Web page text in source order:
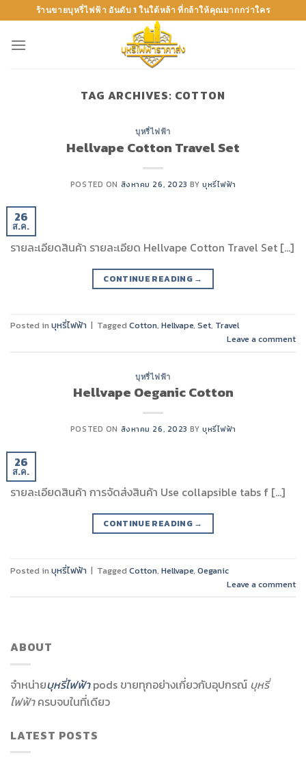
to
content
ร้านขายบุหรี่ไฟฟ้า อันดับ 1 ในใต้หล้า ที่กล้าให้คุณมากกว่าใคร
TAG ARCHIVES: COTTON
บุหรี่ไฟฟ้า
Hellvape Cotton Travel Set
POSTED ON สิงหาคม 26, 2023 BYบุหรี่ไฟฟ้า
26
ส.ค.
รายละเอียดสินค้า รายละเอียด Hellvape Cotton Travel Set […]
CONTINUE READING →
Posted in บุหรี่ไฟฟ้า | Tagged Cotton, Hellvape, Set, Travel
Leave a comment
บุหรี่ไฟฟ้า
Hellvape Oeganic Cotton
POSTED ON สิงหาคม 26, 2023 BYบุหรี่ไฟฟ้า
26
ส.ค.
รายละเอียดสินค้า การจัดส่งสินค้า Use collapsible tabs f […]
CONTINUE READING →
Posted in บุหรี่ไฟฟ้า | Tagged Cotton, Hellvape, Oeganic
Leave a comment
ABOUT
จำหน่ายบุหรี่ไฟฟ้าpods ขายทุกอย่างเกี่ยวกับอุปกรณ์ บุหรี่
ไฟฟ้าครบจบในที่เดียว
LATEST POSTS